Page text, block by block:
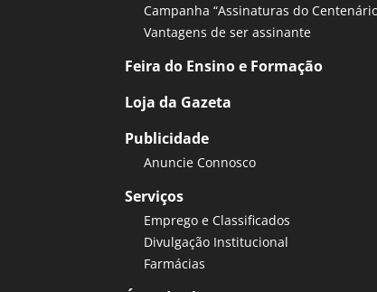
Campanha “Assinaturas do
Vantagens de ser assinante
Feira do Ensino e Formação
Loja da Gazeta
Publicidade
Anuncie Connosco
Serviços
Emprego e Classificados
Divulgação Institucional
Farmácias